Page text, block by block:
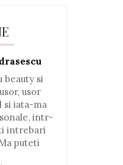
beauty si
usor
si iata-ma
intr-
intrebari
puteti